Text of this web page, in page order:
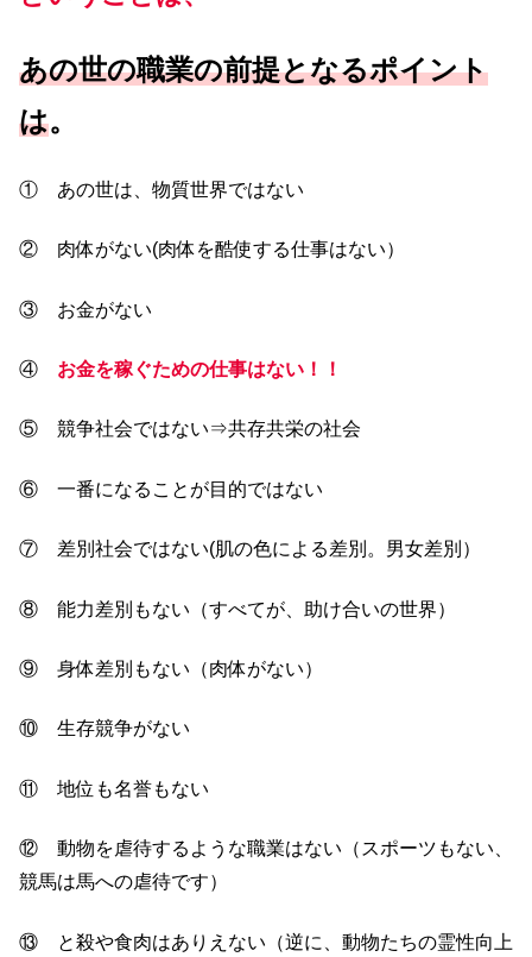
あの世の職業の前提となるポイント
は。
① あの世は、物質世界ではない
② 肉体がない(肉体を酷使する仕事はない）
③ お金がない
④ お金を稼ぐための仕事はない！！
⑤ 競争社会ではない⇒共存共栄の社会
⑥ 一番になることが目的ではない
⑦ 差別社会ではない(肌の色による差別。男女差別）
⑧ 能力差別もない（すべてが、助け合いの世界）
⑨ 身体差別もない（肉体がない）
⑩ 生存競争がない
⑪ 地位も名誉もない
⑫ 動物を虐待するような職業はない（スポーツもない、
競馬は馬への虐待です）
⑬ と殺や食肉はありえない（逆に、動物たちの霊性向上